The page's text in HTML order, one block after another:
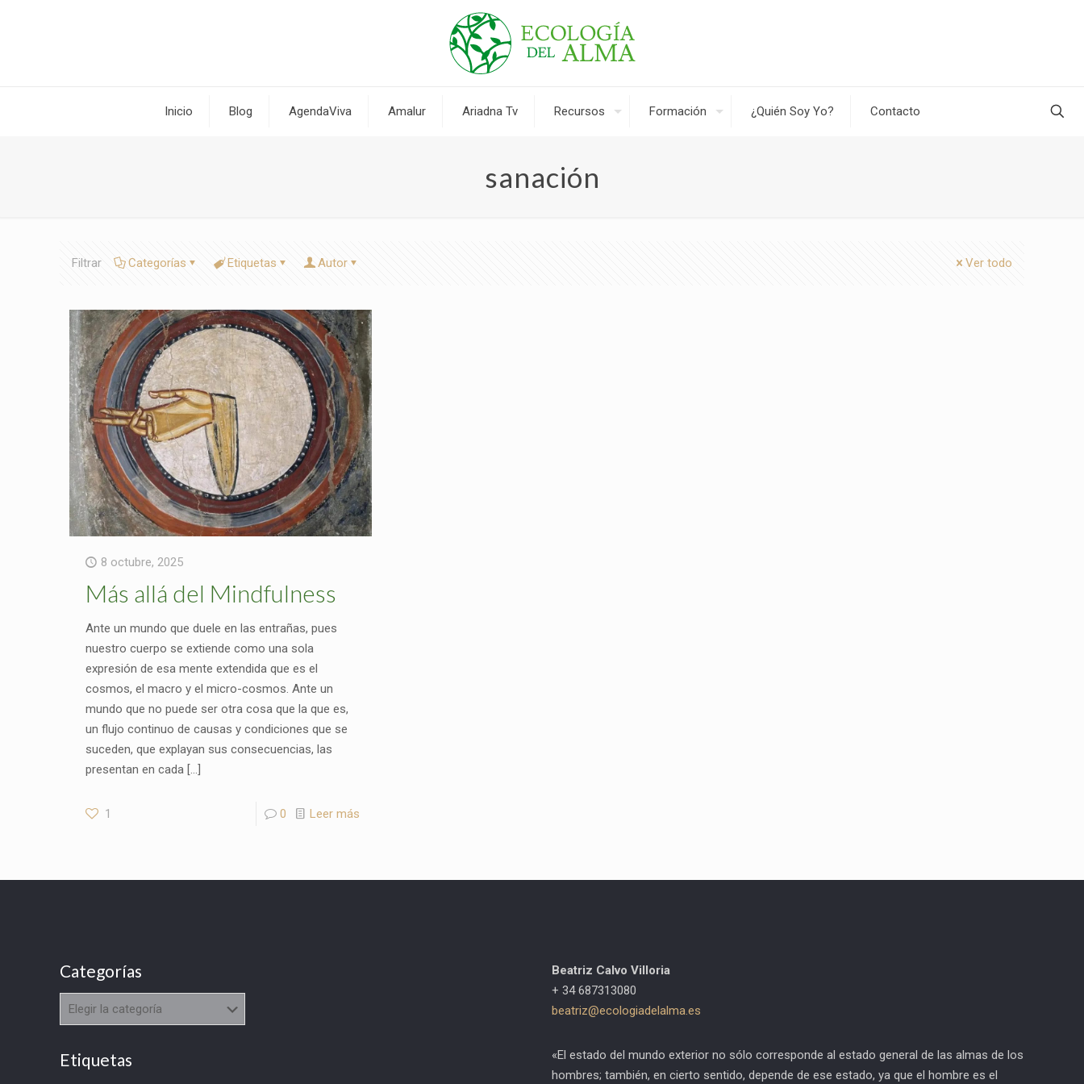
Inicio Blog AgendaViva Amalur Ariadna Tv Recursos Formación ¿Quién Soy Yo? Contacto
sanación
Filtrar Categorías Etiquetas Autor Ver todo
8 octubre, 2025
Más allá del Mindfulness
Ante un mundo que duele en las entrañas, pues
nuestro cuerpo se extiende como una sola
expresión de esa mente extendida que es el
cosmos, el macro y el micro-cosmos. Ante un
mundo que no puede ser otra cosa que la que es,
un flujo continuo de causas y condiciones que se
suceden, que explayan sus consecuencias, las
presentan en cada[…]
1 0 Leer más
Categorías
Categorías
Etiquetas
Beatriz Calvo Villoria
+ 34 687313080
beatriz@ecologiadelalma.es
«El estado del mundo exterior no sólo corresponde al estado general de las almas de los
hombres; también, en cierto sentido, depende de ese estado, ya que el hombre es el